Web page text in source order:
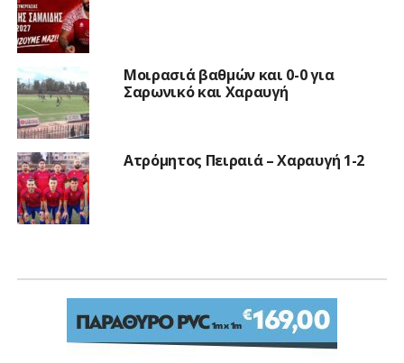
Μοιρασιά βαθμών και 0-0 για
Σαρωνικό και Χαραυγή
Ατρόμητος Πειραιά – Χαραυγή 1-2